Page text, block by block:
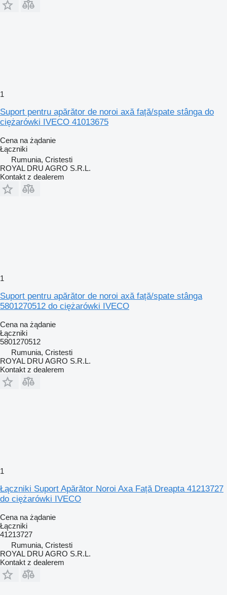
1
Suport pentru apărător de noroi axă față/spate stânga do
ciężarówki IVECO 41013675
Cena na żądanie
Łączniki
Rumunia, Cristesti
ROYAL DRU AGRO S.R.L.
Kontakt z dealerem
1
Suport pentru apărător de noroi axă față/spate stânga
5801270512 do ciężarówki IVECO
Cena na żądanie
Łączniki
5801270512
Rumunia, Cristesti
ROYAL DRU AGRO S.R.L.
Kontakt z dealerem
1
Łączniki Suport Apărător Noroi Axa Față Dreapta 41213727
do ciężarówki IVECO
Cena na żądanie
Łączniki
41213727
Rumunia, Cristesti
ROYAL DRU AGRO S.R.L.
Kontakt z dealerem